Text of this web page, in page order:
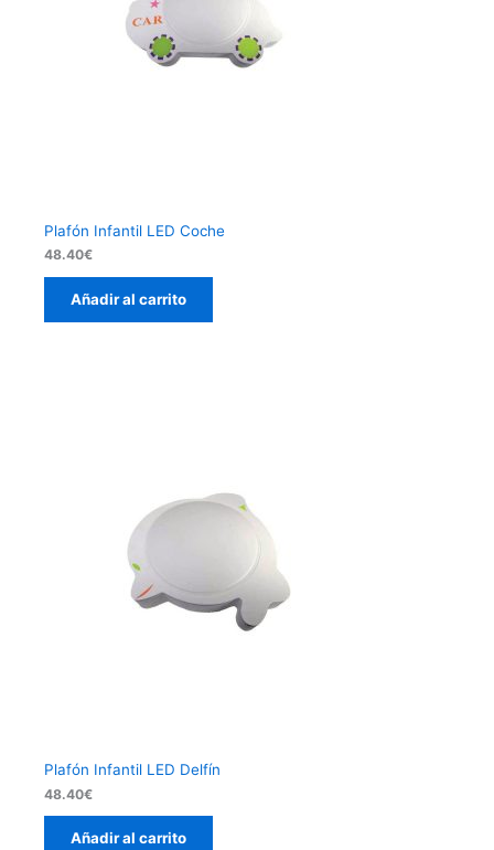
Plafón Infantil LED Coche
48.40€
Añadir al carrito
Plafón Infantil LED Delfín
48.40€
Añadir al carrito